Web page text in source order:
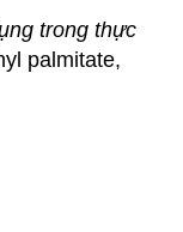
trong thực
palmitate,